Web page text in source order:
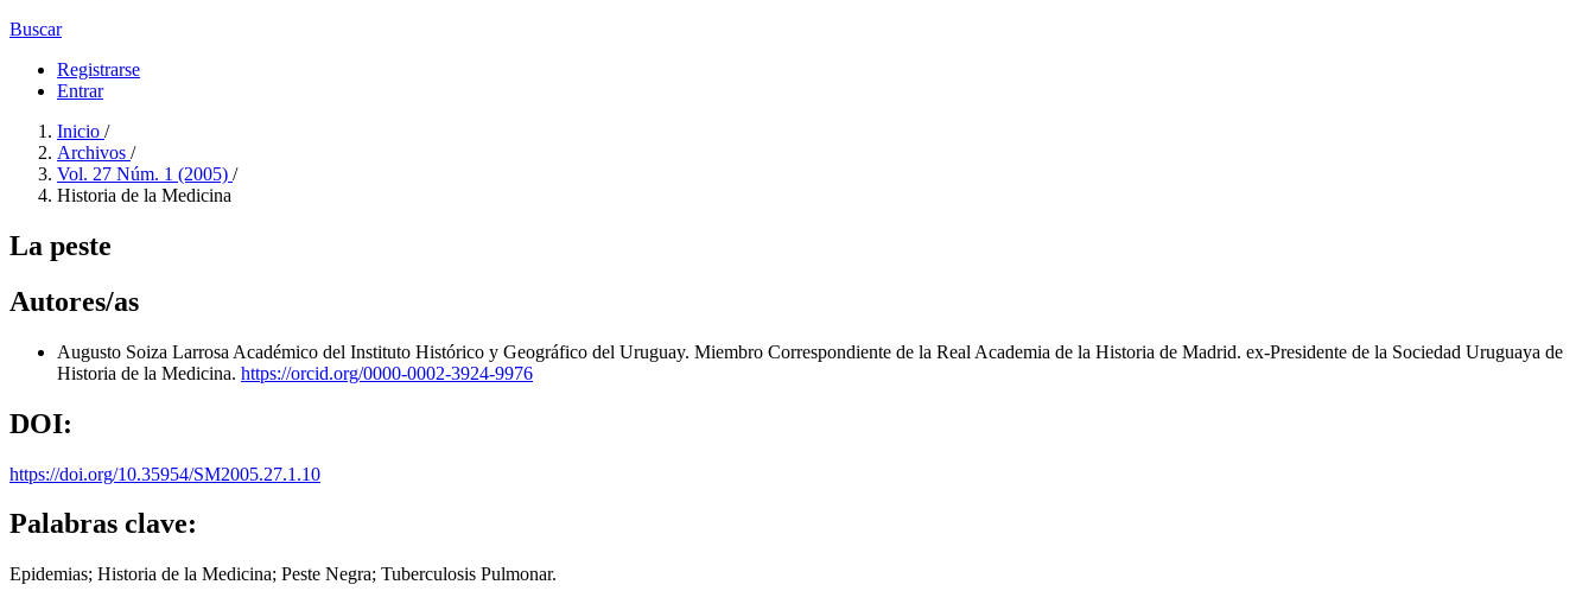
Buscar
Registrarse
Entrar
Inicio /
Archivos /
Vol. 27 Núm. 1 (2005) /
Historia de la Medicina
La peste
Autores/as
Augusto Soiza Larrosa Académico del Instituto Histórico y Geográfico del Uruguay. Miembro Correspondiente de la Real Academia de la Historia de Madrid. ex-Presidente de la Sociedad Uruguaya de
Historia de la Medicina. https://orcid.org/0000-0002-3924-9976
DOI:
https://doi.org/10.35954/SM2005.27.1.10
Palabras clave:
Epidemias; Historia de la Medicina; Peste Negra; Tuberculosis Pulmonar.